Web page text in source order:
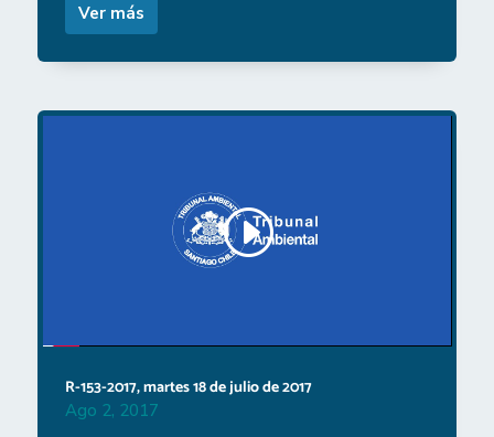
Ver más
R-153-2017, martes 18 de julio de 2017
Ago 2, 2017